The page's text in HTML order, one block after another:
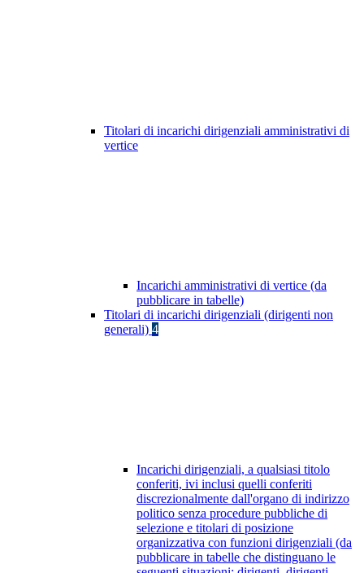
Titolari di incarichi dirigenziali amministrativi di
vertice
Incarichi amministrativi di vertice (da
pubblicare in tabelle)
Titolari di incarichi dirigenziali (dirigenti non
generali) 4
Incarichi dirigenziali, a qualsiasi titolo
conferiti, ivi inclusi quelli conferiti
discrezionalmente dall'organo di indirizzo
politico senza procedure pubbliche di
selezione e titolari di posizione
organizzativa con funzioni dirigenziali (da
pubblicare in tabelle che distinguano le